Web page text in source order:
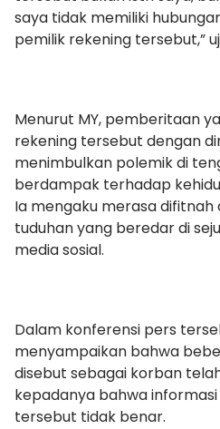
saya tidak memiliki
pemilik rekening tersebut,”
Menurut MY, pemberitaan
rekening tersebut dengan
menimbulkan polemik di
berdampak terhadap
Ia mengaku merasa difitnah
tuduhan yang beredar di
media sosial.
Dalam konferensi pers
menyampaikan bahwa
disebut sebagai korban
kepadanya bahwa
tersebut tidak benar.